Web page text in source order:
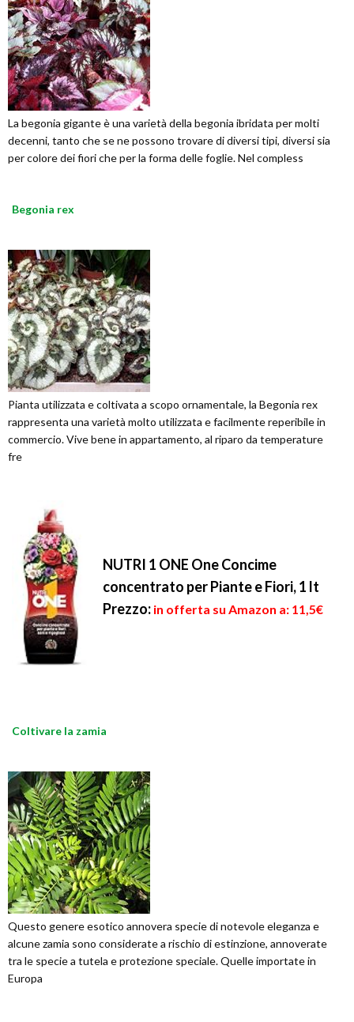
La begonia gigante è una varietà della begonia ibridata per molti
decenni, tanto che se ne possono trovare di diversi tipi, diversi sia
per colore dei fiori che per la forma delle foglie. Nel compless
Begonia rex
Pianta utilizzata e coltivata a scopo ornamentale, la Begonia rex
rappresenta una varietà molto utilizzata e facilmente reperibile in
commercio. Vive bene in appartamento, al riparo da temperature
fre
NUTRI 1 ONE One Concime
concentrato per Piante e Fiori, 1 lt
Prezzo: in offerta su Amazon a: 11,5€
Coltivare la zamia
Questo genere esotico annovera specie di notevole eleganza e
alcune zamia sono considerate a rischio di estinzione, annoverate
tra le specie a tutela e protezione speciale. Quelle importate in
Europa